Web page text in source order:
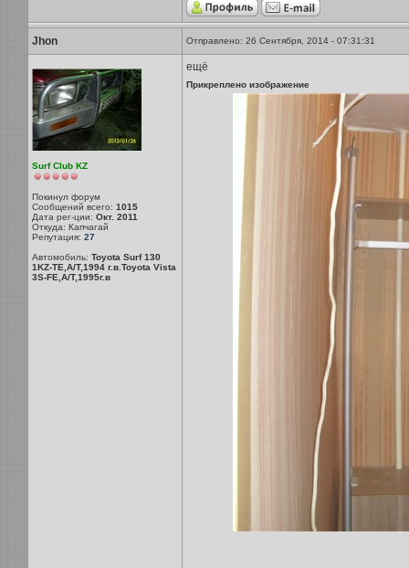
Jhon Отправлено: 26 Сентября, 2014 - 07:31:31
Surf Club KZ
Покинул форум
Сообщений всего: 1015
Дата рег-ции: Окт. 2011
Откуда: Капчагай
Репутация: 27
Автомобиль: Toyota Surf 130
1KZ-TE,A/T,1994 г.в.Toyota Vista
3S-FE,A/T,1995г.в
ещё
Прикреплено изображение